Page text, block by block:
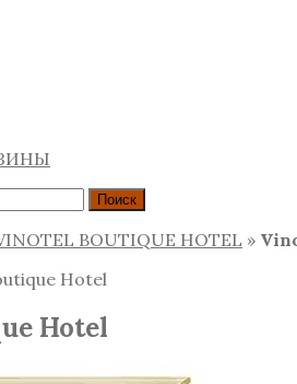
BOUTIQUE HOTEL »
Hotel
Hotel